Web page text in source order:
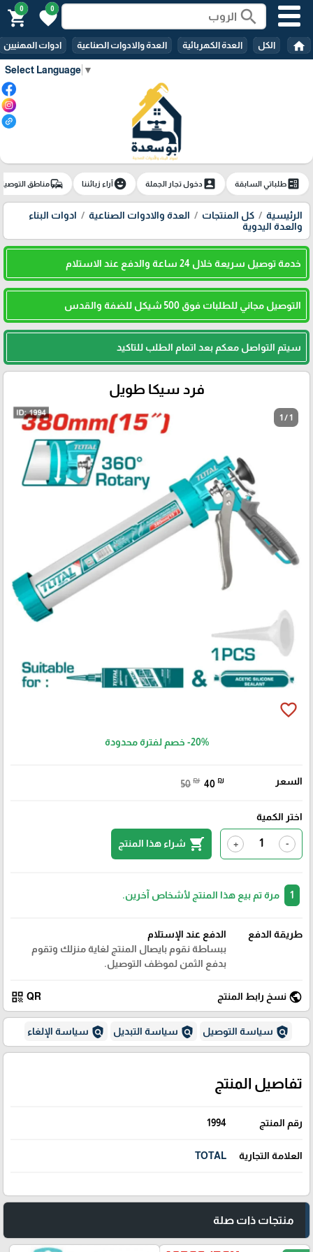
Select Language ▼
search
0
favorite
0
shopping_cart
home الكل العدة الكهربائية العدة والادوات الصناعية ادوات المهنيين
ballotطلباتي السابقة account_boxدخول تجار الجملة emoji_emotionsآراء زبائننا commuteمناطق
الرئيسية كل المنتجات العدة والادوات الصناعية
ادوات البناء
والعدة اليدوية
خدمة توصيل سريعة خلال 24 ساعة والدفع عند الاستلام
التوصيل مجاني للطلبات فوق 500 شيكل للضفة والقدس
سيتم التواصل معكم بعد اتمام الطلب للتاكيد
فرد سيكا طويل
1 / 1
favorite_border
-20% خصم لفترة محدودة
السعر 50 ₪ 40 ₪
اختر الكمية
-
+
shopping_cart شراء هذا المنتج
مرة تم بيع هذا المنتج لأشخاص آخرين.
طريقة الدفع
الدفع عند الإستلام
ببساطة نقوم بايصال المنتج لغاية منزلك وتقوم
بدفع الثمن لموظف التوصيل.
public نسخ رابط المنتج QR
qr_code
policy سياسة التوصيل policy سياسة التبديل policy سياسة الإلغاء
تفاصيل المنتج
رقم المنتج 1994
العلامة التجارية TOTAL
منتجات ذات صلة